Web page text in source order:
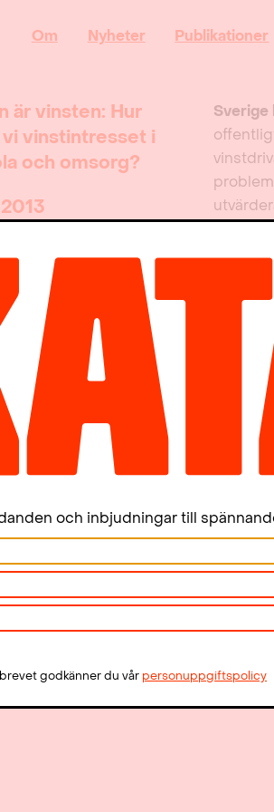
Om Nyheter Publikationer
är vinsten: Hur
vinstintresset i
och omsorg?
Sverige
sociala medier
och inbjudningar till
godkänner du vår personuppgiftspolicy